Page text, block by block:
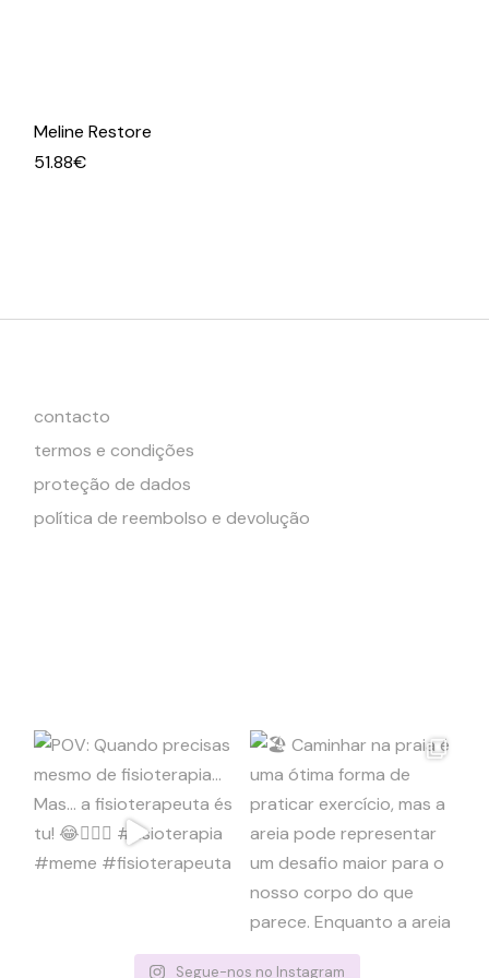
Meline Restore
51.88€
contacto
termos e condições
proteção de dados
política de reembolso e devolução
Segue-nos no Instagram